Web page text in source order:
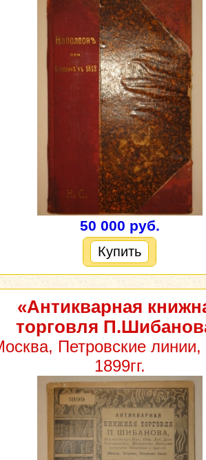
50 000 руб.
Купить
«Антикварная
торговля
Петровские линии,
1899гг.